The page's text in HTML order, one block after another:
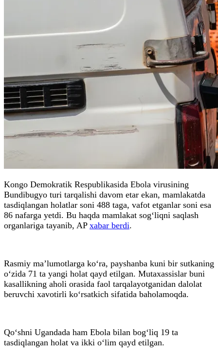
Kongo Demokratik Respublikasida Ebola virusining
Bundibugyo turi tarqalishi davom etar ekan, mamlakatda
tasdiqlangan holatlar soni 488 taga, vafot etganlar soni esa
86 nafarga yetdi. Bu haqda mamlakat sog‘liqni saqlash
organlariga tayanib, AP xabar berdi.
Rasmiy ma’lumotlarga ko‘ra, payshanba kuni bir sutkaning
o‘zida 71 ta yangi holat qayd etilgan. Mutaxassislar buni
kasallikning aholi orasida faol tarqalayotganidan dalolat
beruvchi xavotirli ko‘rsatkich sifatida baholamoqda.
Qo‘shni Ugandada ham Ebola bilan bog‘liq 19 ta
tasdiqlangan holat va ikki o‘lim qayd etilgan.